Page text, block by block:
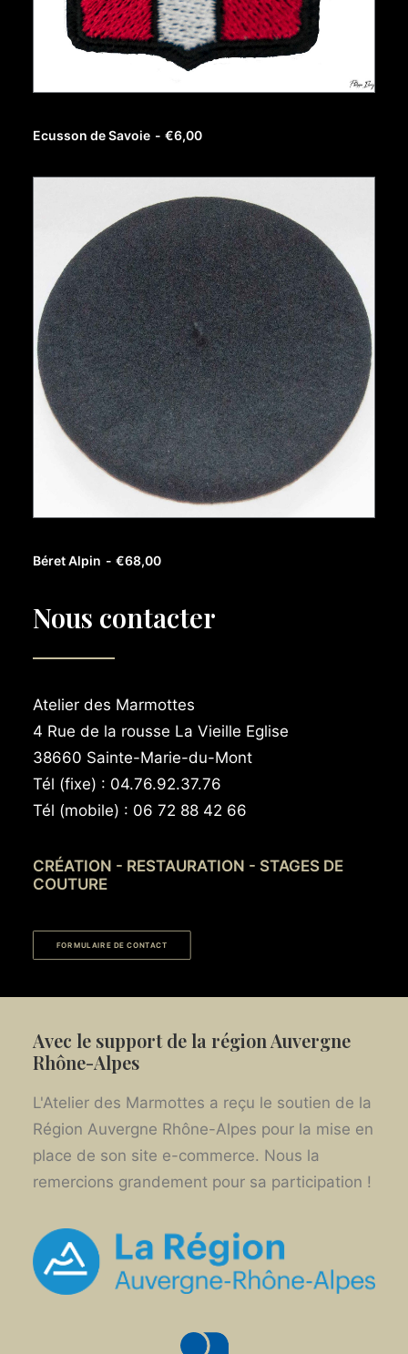
AJOUTER AU PANIER
Ecusson de Savoie €6,00
AJOUTER AU PANIER
Béret Alpin €68,00
Nous contacter
Atelier des Marmottes
4 Rue de la rousse La Vieille Eglise
38660 Sainte-Marie-du-Mont
Tél (fixe) : 04.76.92.37.76
Tél (mobile) : 06 72 88 42 66
CRÉATION - RESTAURATION - STAGES DE
COUTURE
FORMULAIRE DE CONTACT
Avec le support de la région Auvergne
Rhône-Alpes
L'Atelier des Marmottes a reçu le soutien de la
Région Auvergne Rhône-Alpes pour la mise en
place de son site e-commerce. Nous la
remercions grandement pour sa participation !